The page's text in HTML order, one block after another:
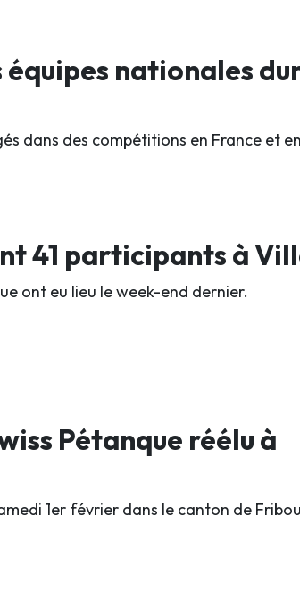
nationales
dans des compétitions en France et
41 participants à
ont eu lieu le week-end dernier.
Pétanque réélu à
1er février dans le canton de